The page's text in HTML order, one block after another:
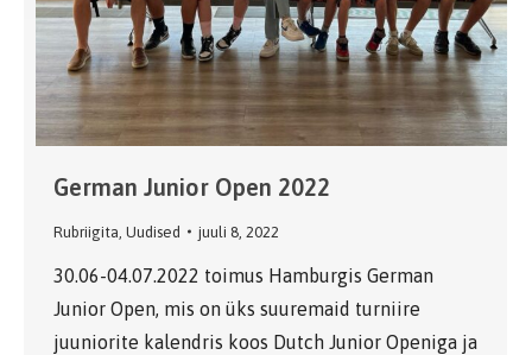
German Junior Open 2022
Rubriigita Uudised juuli 8, 2022
30.06-04.07.2022 toimus Hamburgis German
Junior Open, mis on üks suuremaid turniire
juuniorite kalendris koos Dutch Junior Openiga ja